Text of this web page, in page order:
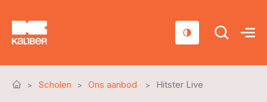
Scholen Ons aanbod Hitster Live